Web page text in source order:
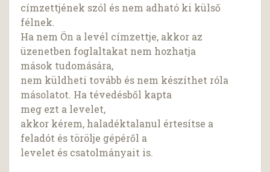
címzettjének szól és nem adható ki külső
félnek.
Ha nem Ön a levél címzettje, akkor az
üzenetben foglaltakat nem hozhatja
mások tudomására,
nem küldheti tovább és nem készíthet róla
másolatot. Ha tévedésből kapta
meg ezt a levelet,
akkor kérem, haladéktalanul értesítse a
feladót és törölje gépéről a
levelet és csatolmányait is.